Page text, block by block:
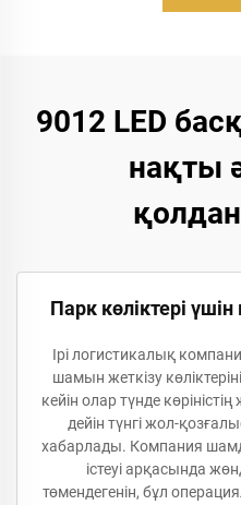
9012 LED
нақты
Парк көліктері үшін
Ірі логистикалық
шамын жеткізу
кейін олар түнде
дейін түнгі жол-
хабарлады. Компания
істеуі арқасында
төмендегенін, бұл